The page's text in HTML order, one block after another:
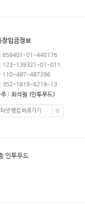
장입금정보
659401-01-440176
123-139321-01-011
110-497-487296
352-1819-6219-13
주 : 최석원 (인투푸드)
넷 뱅킹 바로가기
인투푸드